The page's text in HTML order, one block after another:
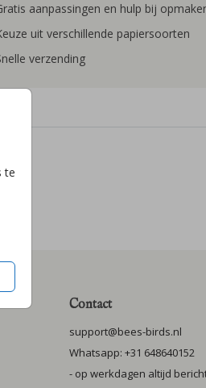
te
aanpassingen en hulp bij
uit verschillende papiersoorten
verzending
Contact
support@bees-birds.nl
Whatsapp: +31 648640152
- op werkdagen altijd